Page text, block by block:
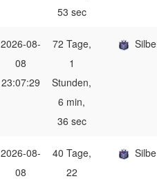
53 sec
2026-08-
08
23:07:29
72 Tage,
1
Stunden,
6 min,
36 sec
2026-08-
08
40 Tage,
22